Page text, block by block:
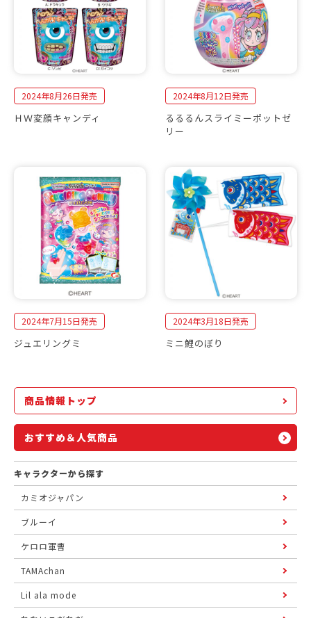
2024年8月26日発売
ＨＷ変顔キャンディ
2024年8月12日発売
るるるんスライミーポットゼ
リー
2024年7月15日発売
ジュエリングミ
2024年3月18日発売
ミニ鯉のぼり
商品情報トップ
おすすめ＆人気商品
キャラクターから探す
カミオジャパン
ブルーイ
ケロロ軍曹
TAMAchan
Lil ala mode